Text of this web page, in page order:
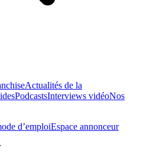
Actualités de la
PodcastsInterviews vidéoNos
d’emploiEspace annonceur